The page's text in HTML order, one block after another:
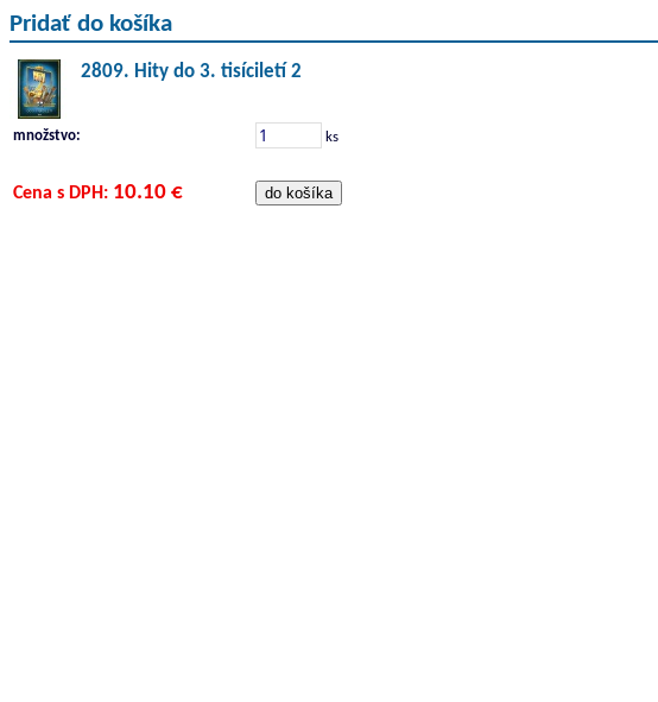
Pridať do košíka
2809. Hity do 3. tisíciletí 2
množstvo: ks
Cena s DPH: 10.10 €